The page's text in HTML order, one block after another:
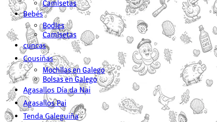
Camisetas
Bebés
Bodies
Camisetas
cuncas
Cousiñas
Mochilas en Galego
Bolsas en Galego
Agasallos Día da Nai
Agasallos Pai
Tenda Galeguiña